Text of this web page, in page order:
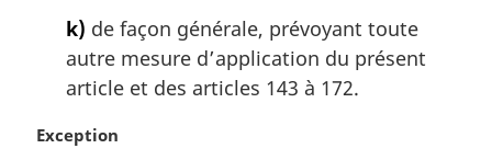
k) de façon générale, prévoyant toute
autre mesure d’application du présent
article et des articles 143 à 172.
N
Exception